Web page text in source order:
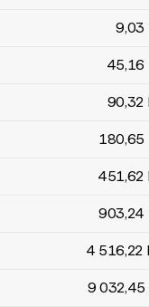
lentelė9,03
45,16
90,32
180,65
451,62
903,24
4 516,22
9 032,45